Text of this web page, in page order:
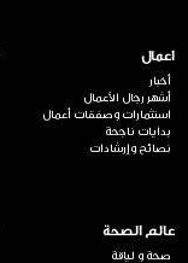
اعمال
أخبار
أشهر رجال الأعمال
استثمارات وصفقات أعمال
بدايات ناجحة
نصائح وإرشادات
عالم الصحة
صحة و لياقة